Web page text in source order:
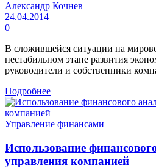
Александр Кочнев
24.04.2014
0
В сложившейся ситуации на
нестабильном этапе развития
руководители и собственники
Подробнее
Управление финансами
Использование
управления компанией